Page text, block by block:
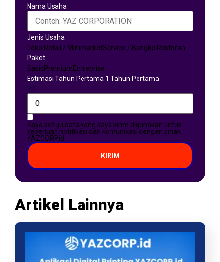
Nama Usaha
Jenis Usaha
Toko Retail / MinimarketService / Bengkel Restoran
Paket
BasicPremiumEntreprise
Estimasi Tahun Pertama 1 Tahun Pertama
Rp
Saya setuju data yang saya kirim digunakan untuk
keperluan notifikasi dan komunikasi dengan pihak
YAZCORP.id
KIRIM
Artikel Lainnya